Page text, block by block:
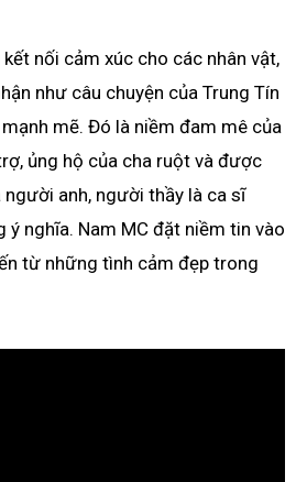
nối cảm xúc cho các nhân vật,
như câu chuyện của Trung Tín
mẽ. Đó là niềm đam mê của
ủng hộ của cha ruột và được
anh, người thầy là ca sĩ
ý nghĩa. Nam MC đặt niềm tin vào
từ những tình cảm đẹp trong